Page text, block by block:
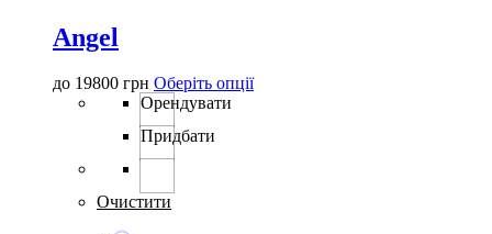
Angel
до 19800 грн Оберіть опціїЦей
Орендувати
Придбати
Очистити